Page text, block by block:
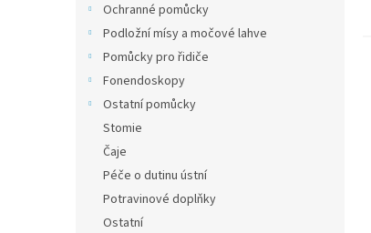
Ochranné pomůcky
Podložní mísy a močové lahve
Pomůcky pro řidiče
Fonendoskopy
Ostatní pomůcky
Stomie
Čaje
Péče o dutinu ústní
Potravinové doplňky
Ostatní